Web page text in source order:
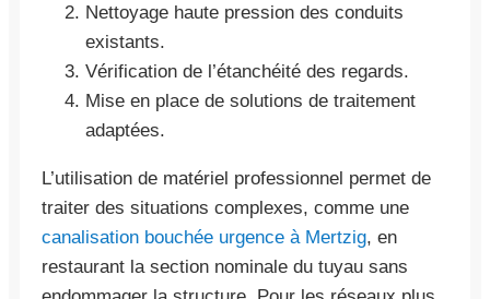
Nettoyage haute pression des conduits
existants.
Vérification de l’étanchéité des regards.
Mise en place de solutions de traitement
adaptées.
L’utilisation de matériel professionnel permet de
traiter des situations complexes, comme une
canalisation bouchée urgence à Mertzig, en
restaurant la section nominale du tuyau sans